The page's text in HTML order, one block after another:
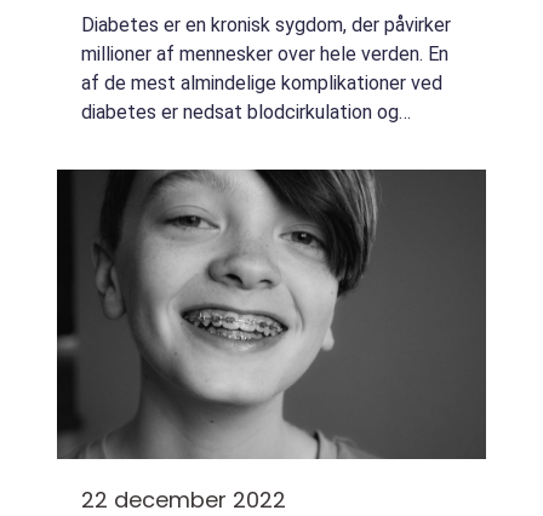
Diabetes er en kronisk sygdom, der påvirker
millioner af mennesker over hele verden. En
af de mest almindelige komplikationer ved
diabetes er nedsat blodcirkulation og
fødderne. Dette kan ...
22 december 2022